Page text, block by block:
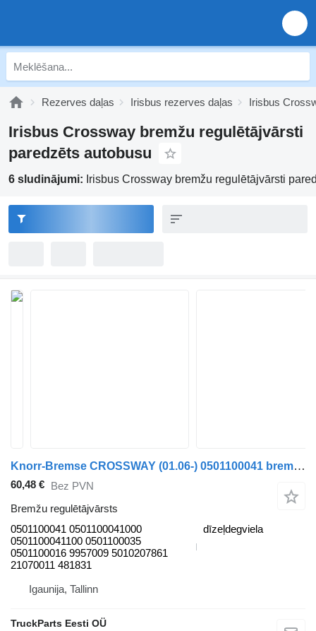
Rezerves daļas Irisbus rezerves daļas Irisbus
Irisbus Crossway bremžu regulētājvārsti
paredzēts autobusu
6 sludinājumi: Irisbus Crossway bremžu regulētājvārsti
Knorr-Bremse CROSSWAY (01.06-) 0501100041 bremžu regulētājvārsts paredzēts Irisbus Arway, Crossway, Crealis, Magelys, Proway, Daily Tourys (2006-) autobusa
60,48 € Bez PVN
Bremžu regulētājvārsts
0501100041 0501100041000
0501100041100 0501100035
0501100016 9957009 5010207861
21070011 481831
dīzeļdegviela
Igaunija, Tallinn
TruckParts Eesti OÜ